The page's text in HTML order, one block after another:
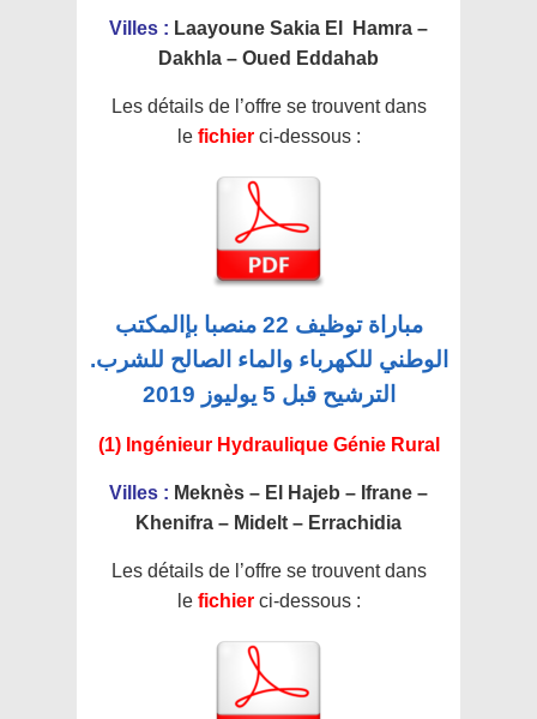
Villes : Laayoune Sakia El Hamra –
Dakhla – Oued Eddahab
Les détails de l’offre se trouvent dans
le fichier ci-dessous :
مباراة توظيف 22 منصبا بإالمكتب
الوطني للكهرباء والماء الصالح للشرب.
الترشيح قبل 5 يوليوز 2019
(1) Ingénieur Hydraulique Génie Rural
Villes : Meknès – El Hajeb – Ifrane –
Khenifra – Midelt – Errachidia
Les détails de l’offre se trouvent dans
le fichier ci-dessous :